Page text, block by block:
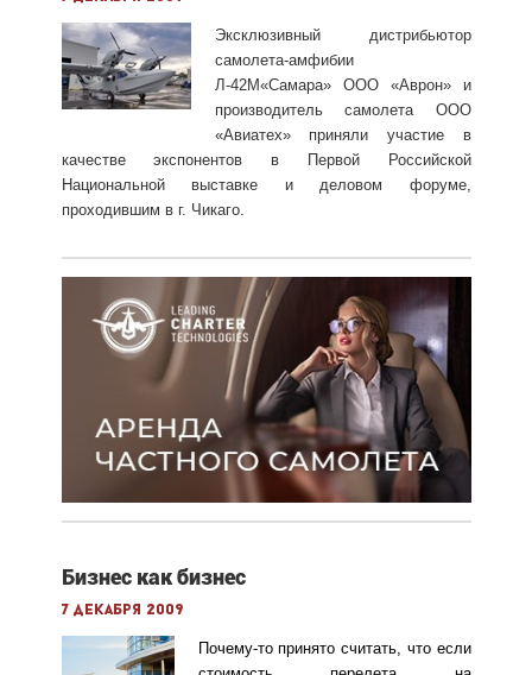
Эксклюзивный дистрибьютор
самолета-амфибии
Л-42М«Самара» ООО «Аврон» и
производитель самолета ООО
«Авиатех» приняли участие в
качестве экспонентов в Первой Российской
Национальной выставке и деловом форуме,
проходившим в г. Чикаго.
Бизнес как бизнес
7 декабря 2009
Почему-то принято считать, что если